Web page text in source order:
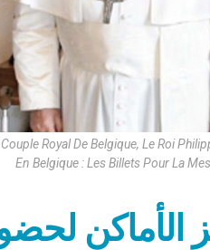
Royal De Belgique, Le Roi
En Belgique : Les Billets Pour La
الأماكن